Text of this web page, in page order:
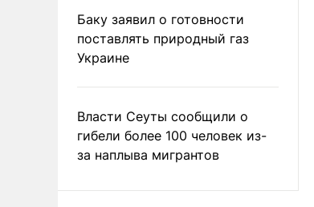
Баку заявил о готовности
поставлять природный газ
Украине
Власти Сеуты сообщили о
гибели более 100 человек из-
за наплыва мигрантов